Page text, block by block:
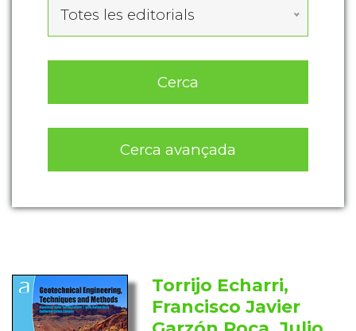
Totes les editorials
Cerca
Cerca avançada
Torrijo Echarri,
Francisco Javier